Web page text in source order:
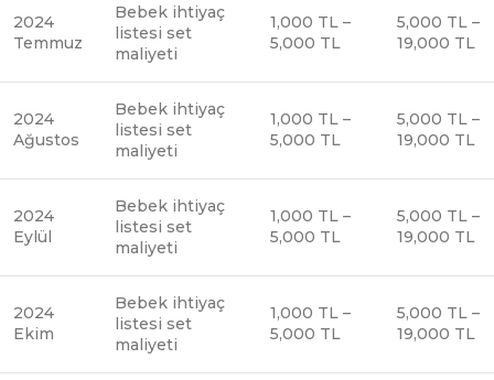
2024
Temmuz
Bebek ihtiyaç
listesi set
maliyeti
1,000 TL –
5,000 TL
5,000 TL –
19,000 TL
2024
Ağustos
Bebek ihtiyaç
listesi set
maliyeti
1,000 TL –
5,000 TL
5,000 TL –
19,000 TL
2024
Eylül
Bebek ihtiyaç
listesi set
maliyeti
1,000 TL –
5,000 TL
5,000 TL –
19,000 TL
2024
Ekim
Bebek ihtiyaç
listesi set
maliyeti
1,000 TL –
5,000 TL
5,000 TL –
19,000 TL